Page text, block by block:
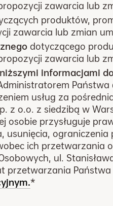
zawarcia lub
produktów,
zawarcia lub zmian
dotyczącego
zawarcia lub
informacjami
usług za
z o.o. z siedzibą w
osobie przysługuje
usunięcia, ograniczenia
ich przetwarzania
ul.
przetwarzania
*